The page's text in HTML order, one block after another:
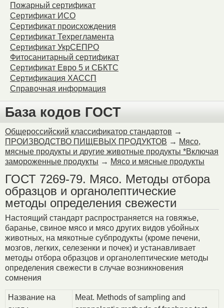
Пожарный сертификат
Сертификат ИСО
Сертификат происхождения
Сертификат Техрегламента
Сертификат УкрСЕПРО
Фитосанитарный сертификат
Сертификат Евро 5 и СБКТС
Сертификация ХАССП
Справочная информация
База кодов ГОСТ
Общероссийский классификатор стандартов →
ПРОИЗВОДСТВО ПИЩЕВЫХ ПРОДУКТОВ → Мясо,
мясные продукты и другие животные продукты *Включая
замороженные продукты → Мясо и мясные продукты
ГОСТ 7269-79. Мясо. Методы отбора
образцов и органолептические
методы определения свежести
Настоящий стандарт распространяется на говяжье,
баранье, свиное мясо и мясо других видов убойных
животных, на мякотные субпродукты (кроме печени,
мозгов, легких, селезенки и почек) и устанавливает
методы отбора образцов и органолептические методы
определения свежести в случае возникновения
сомнения
Название на
Meat. Methods of sampling and